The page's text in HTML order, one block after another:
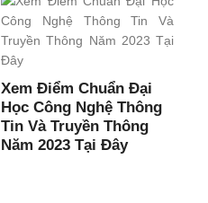
Xem Điểm Chuẩn Đại
Học Công Nghệ Thông
Tin Và Truyền Thông
Năm 2023 Tại Đây